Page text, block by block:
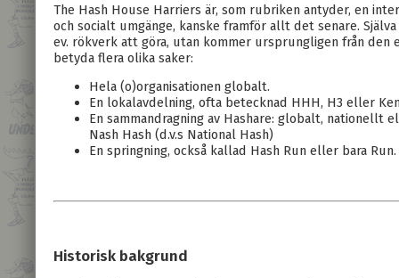
The Hash House Harriers är, som rubriken antyder, en
och socialt umgänge, kanske framför allt det senare.
ev. rökverk att göra, utan kommer ursprungligen från den
betyda flera olika saker:
Hela (o)organisationen globalt.
En lokalavdelning, ofta betecknad HHH, H3 eller
En sammandragning av Hashare: globalt, nationellt
Nash Hash (d.v.s National Hash)
En springning, också kallad Hash Run eller bara Run.
Historisk bakgrund